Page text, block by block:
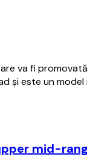
va fi
şi este un
mid-